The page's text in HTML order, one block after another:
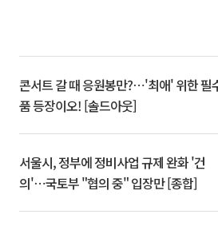
콘서트 갈 때 응원봉만?⋯'최애' 위한 필
품 등장이오! [솔드아웃]
서울시, 정부에 정비사업 규제 완화 '건
의'⋯국토부 "협의 중" 입장만 [종합]